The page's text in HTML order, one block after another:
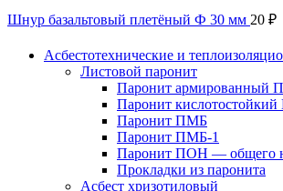
Шнур базальтовый плетёный Ф 30 мм 20 ₽
Асбестотехнические и
Листовой паронит
Паронит армированный
Паронит
Паронит ПМБ
Паронит ПМБ-1
Паронит ПОН — общего
Прокладки из паронита
Асбест хризотиловый